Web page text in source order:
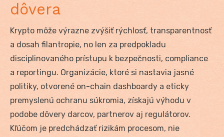
dôvera
Krypto môže výrazne zvýšiť rýchlosť, transparentnosť
a dosah filantropie, no len za predpokladu
disciplinovaného prístupu k bezpečnosti, compliance
a reportingu. Organizácie, ktoré si nastavia jasné
politiky, otvorené on-chain dashboardy a eticky
premyslenú ochranu súkromia, získajú výhodu v
podobe dôvery darcov, partnerov aj regulátorov.
Kľúčom je predchádzať rizikám procesom, nie